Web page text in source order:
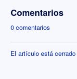
Comentarios
0 comentarios
El artículo está